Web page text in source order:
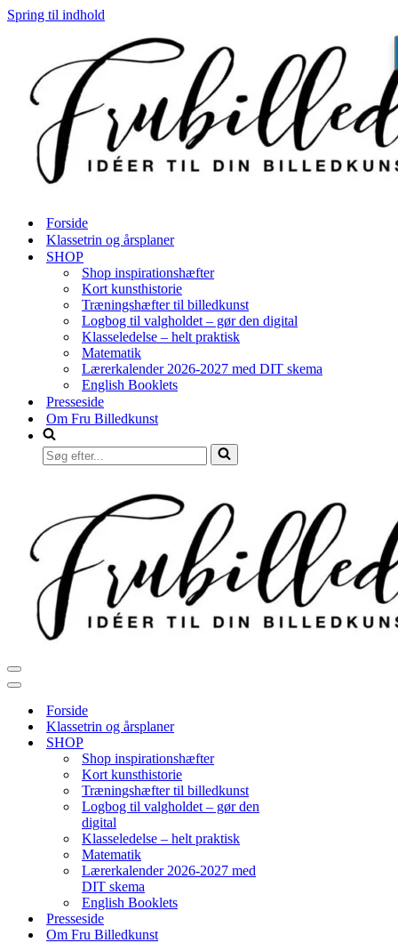
Spring til indhold
Forside
Klassetrin og årsplaner
SHOP
Shop inspirationshæfter
Kort kunsthistorie
Træningshæfter til billedkunst
Logbog til valgholdet – gør den digital
Klasseledelse – helt praktisk
Matematik
Lærerkalender 2026-2027 med DIT skema
English Booklets
Presseside
Om Fru Billedkunst
Søg
efter...
Navigation
menu
Navigation
Forside
Klassetrin og årsplaner
SHOP
Shop inspirationshæfter
Kort kunsthistorie
Træningshæfter til billedkunst
Logbog til valgholdet – gør den
digital
Klasseledelse – helt praktisk
Matematik
Lærerkalender 2026-2027 med
DIT skema
English Booklets
Presseside
Om Fru Billedkunst